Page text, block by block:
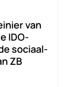
van
IDO-
sociaal-
ZB